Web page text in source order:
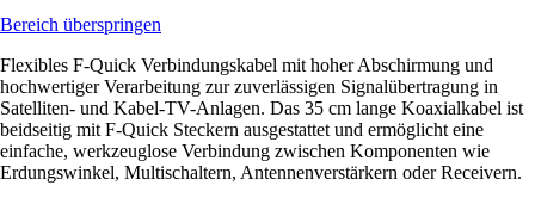
Bereich überspringen
Flexibles F-Quick Verbindungskabel mit hoher Abschirmung und
hochwertiger Verarbeitung zur zuverlässigen Signalübertragung in
Satelliten- und Kabel-TV-Anlagen. Das 35 cm lange Koaxialkabel ist
beidseitig mit F-Quick Steckern ausgestattet und ermöglicht eine
einfache, werkzeuglose Verbindung zwischen Komponenten wie
Erdungswinkel, Multischaltern, Antennenverstärkern oder Receivern.